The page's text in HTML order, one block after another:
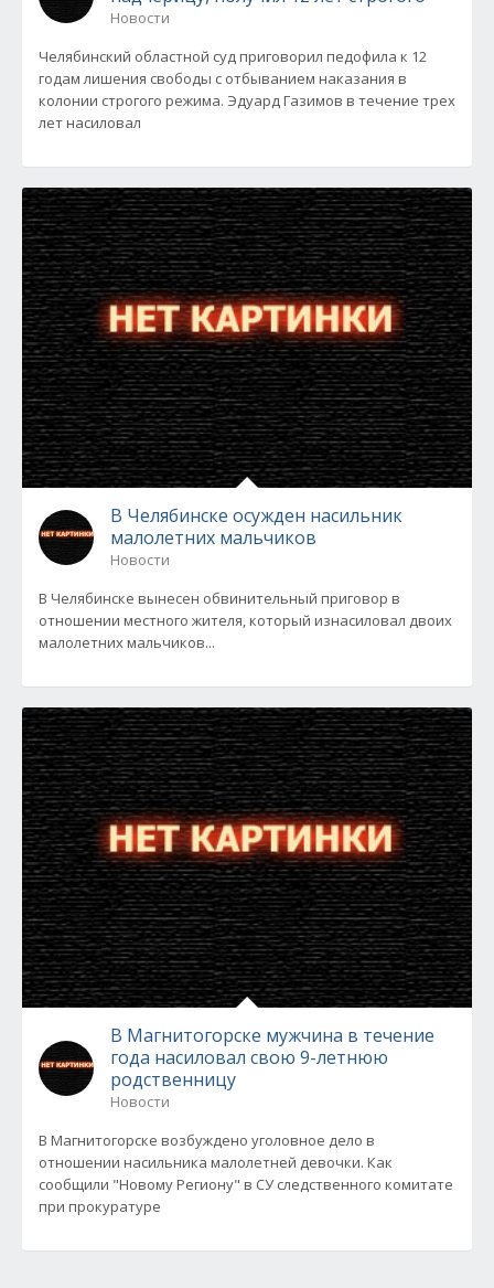
Новости
Челябинский областной суд приговорил педофила к 12
годам лишения свободы с отбыванием наказания в
колонии строгого режима. Эдуард Газимов в течение трех
лет насиловал
В Челябинске осужден насильник
малолетних мальчиков
Новости
В Челябинске вынесен обвинительный приговор в
отношении местного жителя, который изнасиловал двоих
малолетних мальчиков...
В Магнитогорске мужчина в течение
года насиловал свою 9-летнюю
родственницу
Новости
В Магнитогорске возбуждено уголовное дело в
отношении насильника малолетней девочки. Как
сообщили "Новому Региону" в СУ следственного комитате
при прокуратуре